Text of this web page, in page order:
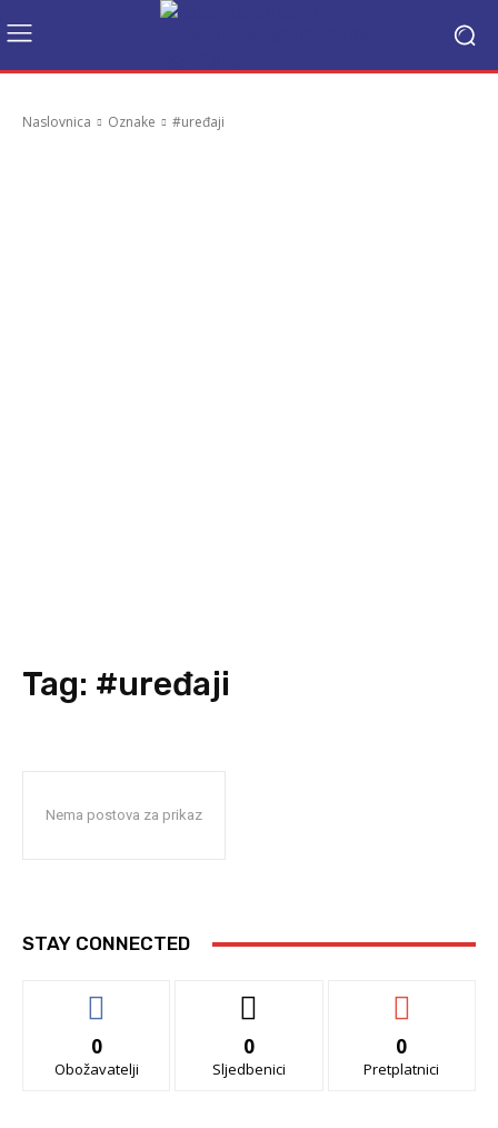
Naslovnica Oznake #uređaji
Tag: #uređaji
Nema postova za prikaz
STAY CONNECTED
0
Obožavatelji
0
Sljedbenici
0
Pretplatnici